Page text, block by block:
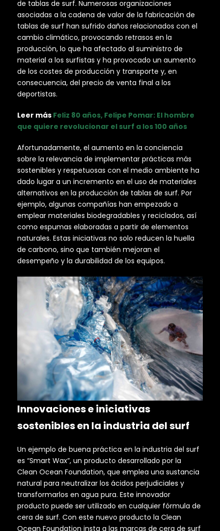
de tablas de surf. Numerosas organizaciones
asociadas a la cadena de valor de la fabricación de
tablas de surf han sufrido daños relacionados con el
cambio climático, provocando retrasos en la
producción, lo que ha afectado al suministro de
material a los surfistas y ha provocado un aumento
de los costes de producción y transporte y, en
consecuencia, del precio de venta final a los
deportistas.
Leer más Feliz 80 años, Felipe Pomar: El hombre
que quiere revolucionar el surf a los 100 años
Afortunadamente, el aumento en la conciencia
sobre la relevancia de implementar prácticas más
sostenibles y respetuosas con el medio ambiente ha
dado lugar a un incremento en el uso de materiales
alternativos en la producción de tablas de surf. Por
ejemplo, algunas compañías han empezado a
emplear materiales biodegradables y reciclados, así
como espumas elaboradas a partir de elementos
naturales. Estas iniciativas no solo reducen la huella
de carbono, sino que también mejoran el
desempeño y la durabilidad de los equipos.
Innovaciones e iniciativas
sostenibles en la industria del surf
Un ejemplo de buena práctica en la industria del surf
es “Smart Wax”, un producto desarrollado por la
Clean Ocean Foundation, que emplea una sustancia
natural para neutralizar los ácidos perjudiciales y
transformarlos en agua pura. Este innovador
producto puede ser utilizado en cualquier fórmula de
cera de surf. Con este nuevo producto la Clean
Ocean Foundation insta a las marcas de cera de surf